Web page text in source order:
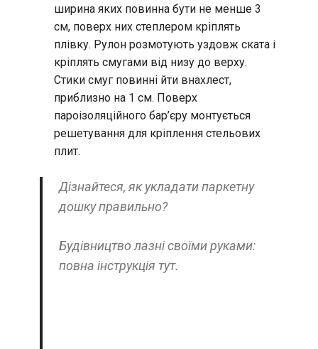
ширина яких повинна бути не менше 3
см, поверх них степлером кріплять
плівку. Рулон розмотують уздовж ската і
кріплять смугами від низу до верху.
Стики смуг повинні йти внахлест,
приблизно на 1 см. Поверх
пароізоляційного бар’єру монтується
решетування для кріплення стельових
плит.
Дізнайтеся, як укладати паркетну
дошку правильно?
Будівництво лазні своїми руками:
повна інструкція тут.